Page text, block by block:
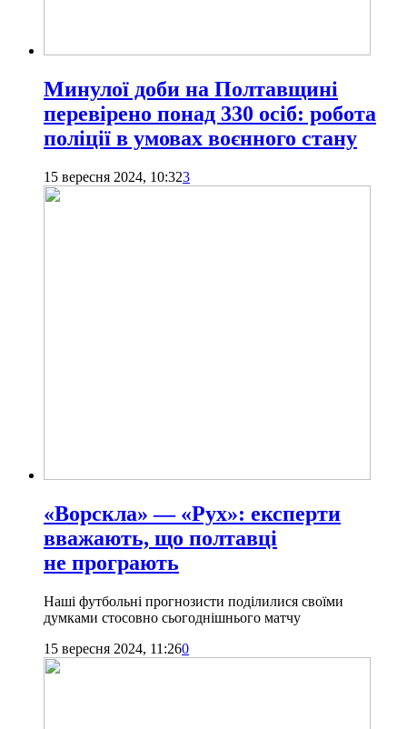
Минулої доби на Полтавщині
перевірено понад 330 осіб: робота
поліції в умовах воєнного стану
15 вересня 2024, 10:323
«Ворскла» — «Рух»: експерти
вважають, що полтавці
не програють
Наші футбольні прогнозисти поділилися своїми
думками стосовно сьогоднішнього матчу
15 вересня 2024, 11:260